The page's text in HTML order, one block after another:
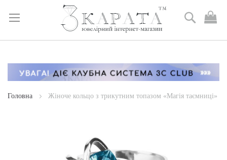
Skip
Content
Пошук
Головна Жіноче кольцо з трикутним топазом «Магія таємниці»